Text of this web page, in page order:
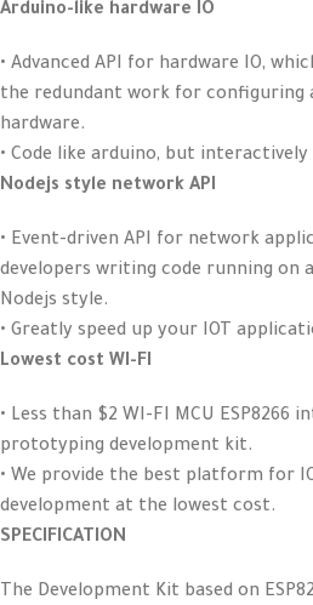
Arduino-like hardware IO
• Advanced API for hardware IO,
the redundant work for configuring
hardware.
• Code like arduino, but
Nodejs style network API
• Event-driven API for network
developers writing code running on
Nodejs style.
• Greatly speed up your IOT
Lowest cost WI-FI
• Less than $2 WI-FI MCU ESP8266
prototyping development kit.
• We provide the best platform for
development at the lowest cost.
SPECIFICATION
The Development Kit based on